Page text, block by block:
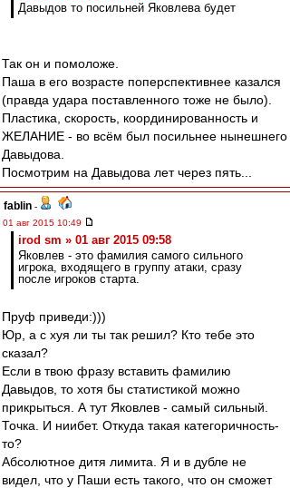
Давыдов то посильней Яковлева будет
Так он и помоложе.
Паша в его возрасте поперспективнее казался
(правда удара поставленного тоже не было).
Пластика, скорость, координированность и
ЖЕЛАНИЕ - во всём был посильнее нынешнего
Давыдова.
Посмотрим на Давыдова лет через пять...
fablin -
01 авг 2015 10:49
irod sm » 01 авг 2015 09:58
Яковлев - это фамилия самого сильного
игрока, входящего в группу атаки, сразу
после игроков старта.
Пруф приведи:)))
Юр, а с хуя ли ты так решил? Кто тебе это
сказал?
Если в твою фразу вставить фамилию
Давыдов, то хотя бы статистикой можно
прикрыться. А тут Яковлев - самый сильный.
Точка. И ниибет. Откуда такая категоричность-
то?
Абсолютное дитя лимита. Я и в дубле не
видел, что у Паши есть такого, что он сможет